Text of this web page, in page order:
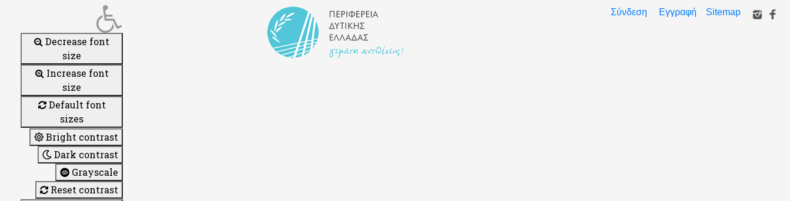
Decrease font
size
Increase font
size
Default font
sizes
Bright contrast
Dark contrast
Grayscale
Reset contrast
Σύνδεση Εγγραφή Sitemap